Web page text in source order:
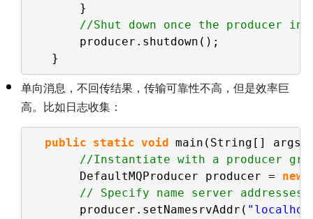
}
//Shut down once the producer
producer.shutdown();
}
单向消息，不回传结果，传输可靠性不高，但是效率巨
高。比如日志收集：
public static void
main(String[]
//Instantiate with a producer
DefaultMQProducer producer = new
// Specify name server addresses.
producer.setNamesrvAddr(